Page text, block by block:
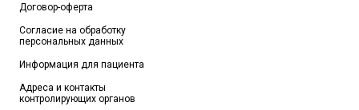
Политика конфиденциальности
Договор-оферта
Согласие на обработку
персональных данных
Информация для пациента